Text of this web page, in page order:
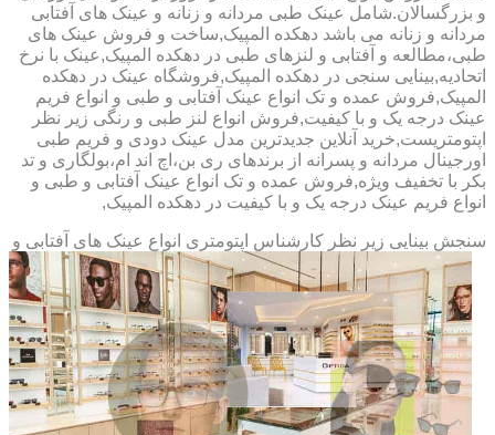
و بزرگسالان.شامل عینک طبی مردانه و زنانه و عینک های آفتابی
مردانه و زنانه می باشد دهکده المپیک,ساخت و فروش عینک های
طبی،مطالعه و آفتابی و لنزهای طبی در دهکده المپیک,عینک با نرخ
اتحادیه,بینایی سنجی در دهکده المپیک,فروشگاه عینک در دهکده
المپیک,فروش عمده و تک انواع عینک آفتابی و طبی و انواع فریم
عینک درجه یک و با کیفیت,فروش انواع لنز طبی و رنگی زیر نظر
اپتومتریست,خرید آنلاین جدیدترین مدل عینک دودی و فریم طبی
اورجینال مردانه و پسرانه از برندهای ری بن،اچ اند ام،بولگاری و تد
بکر با تخفیف ویژه,فروش عمده و تک انواع عینک آفتابی و طبی و
انواع فریم عینک درجه یک و با کیفیت در دهکده المپیک,
سنجش بینایی زیر نظر کارشناس اپتومتری انواع عینک های آفتابی و